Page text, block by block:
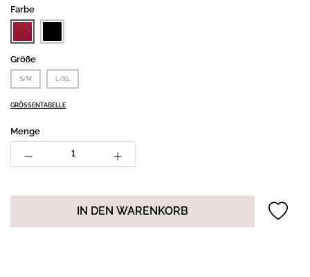
Farbe
Größe
S/M L/XL
GRÖSSENTABELLE
Menge
IN DEN WARENKORB